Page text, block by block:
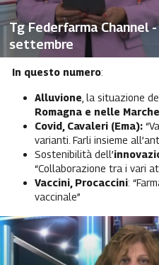
Tg Federfarma Channel
settembre
In questo numero:
Alluvione , la situazione
Romagna e nelle Marche
Covid, Cavaleri (Ema):
varianti. Farli insieme
Sostenibilità dell’
“Collaborazione tra i vari
Vaccini, Procaccini:
vaccinale”